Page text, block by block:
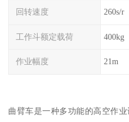
回转速度 260s/r
工作斗额定载荷 400kg
作业幅度 21m
曲臂车是一种多功能的高空作